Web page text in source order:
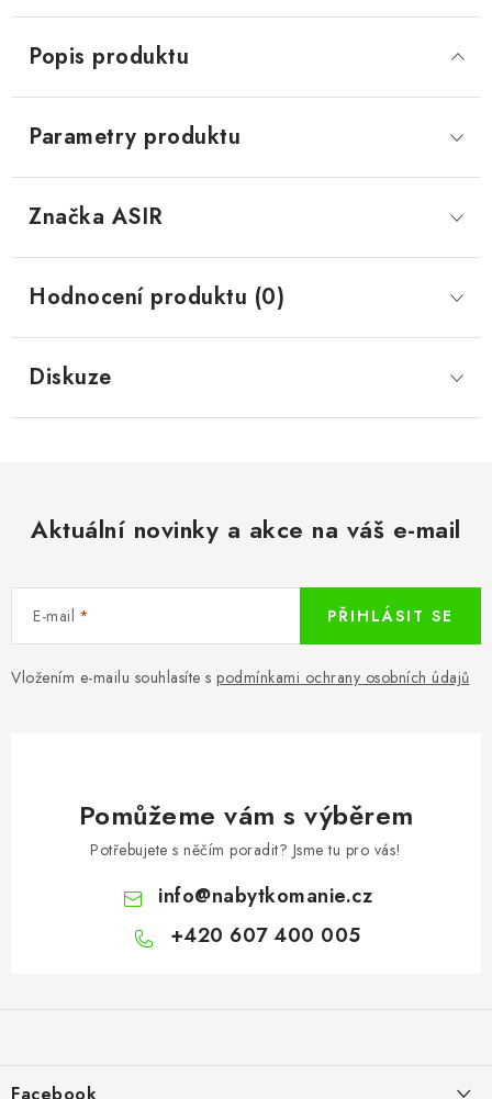
Popis produktu
Parametry produktu
Značka ASIR
Hodnocení produktu (0)
Diskuze
Aktuální novinky a akce na váš e-mail
E-mail
Vložením e-mailu souhlasíte s podmínkami ochrany osobních údajů
PŘIHLÁSIT SE
Pomůžeme vám s výběrem
Potřebujete s něčím poradit? Jsme tu pro vás!
info@nabytkomanie.cz
+420 607 400 005
aFacebook